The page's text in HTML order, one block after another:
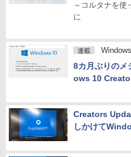
～コルタナを使
に
連載
8カ月ぶりのメ
ows 10
Creators
しかけて